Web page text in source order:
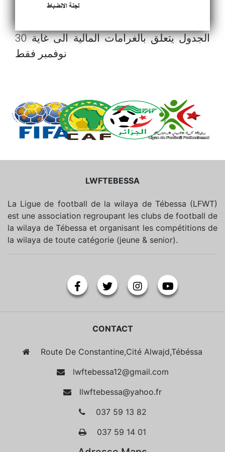
الجدول يتعلق بالغرامات المالية الى غاية 30
نوفمبر فقط
LWFTEBESSA
La Ligue de football de la wilaya de Tébessa (LFWT)
est une association regroupant les clubs de football de
la wilaya de Tébessa et organisant les compétitions de
la wilaya de toute catégorie (jeune & senior).
CONTACT
Route De Constantine,Cité Alwajd,Tébéssa
lwftebessa12@gmail.com
llwftebessa@yahoo.fr
037 59 13 82
037 59 14 01